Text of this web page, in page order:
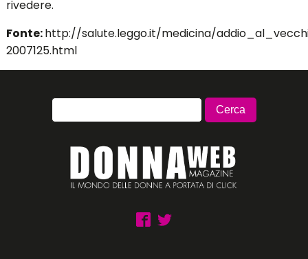
rivedere.
Fonte:http://salute.leggo.it/medicina/
2007125.html